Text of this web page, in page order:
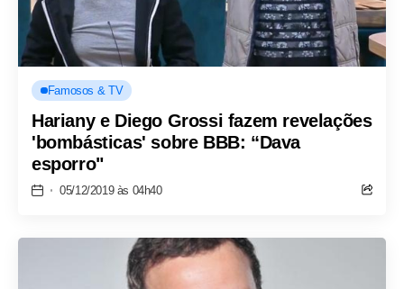
Famosos & TV
Hariany e Diego Grossi fazem revelações
'bombásticas' sobre BBB: “Dava
esporro"
05/12/2019 às 04h40